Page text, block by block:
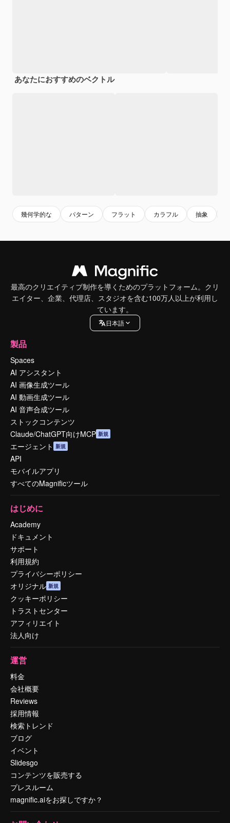
あなたにおすすめのベクトル
幾何学的な パターン フラット カラフル 抽象
最高のクリエイティブ制作を導くためのプラットフォーム。クリ
エイター、企業、代理店、スタジオを含む100万人以上が利用し
ています。
日本語
製品
Spaces
AI アシスタント
AI 画像生成ツール
AI 動画生成ツール
AI 音声合成ツール
ストックコンテンツ
Claude/ChatGPT向けMCP 新規
エージェント 新規
API
モバイルアプリ
すべてのMagnificツール
はじめに
Academy
ドキュメント
サポート
利用規約
プライバシーポリシー
オリジナル 新規
クッキーポリシー
トラストセンター
アフィリエイト
法人向け
運営
料金
会社概要
Reviews
採用情報
検索トレンド
ブログ
イベント
Slidesgo
コンテンツを販売する
プレスルーム
magnific.aiをお探しですか？